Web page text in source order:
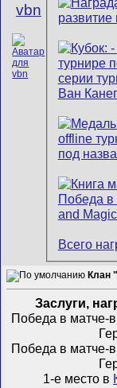
vbn
Всего
Клан
Заслуги,
Победа в матче-
Победа в матче-
1-е место в